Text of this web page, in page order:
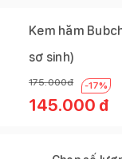
Kem hăm
sơ sinh)
175.000đ -17%
145.000 đ